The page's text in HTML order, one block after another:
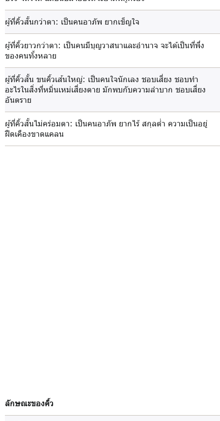
ผู้ที่คิ้วสั้นกว่าตา: เป็นคนอาภัพ ยากเข็ญใจ
ผู้ที่คิ้วยาวกว่าตา: เป็นคนมีบุญวาสนาและอำนาจ จะได้เป็นที่พึ่ง
ของคนทั้งหลาย
ผู้ที่คิ้วสั้น ขนคิ้วเส้นใหญ่: เป็นคนใจนักเลง ชอบเสี่ยง ชอบทำ
อะไรในสิ่งที่หมิ่นเหม่เสี่ยงตาย มักพบกับความลำบาก ชอบเสี่ยง
อันตราย
ผู้ที่คิ้วสั้นไม่คร่อมตา: เป็นคนอาภัพ ยากไร้ สกุลต่ำ ความเป็นอยู่
ฝืดเคืองขาดแคลน
ลักษณะของคิ้ว